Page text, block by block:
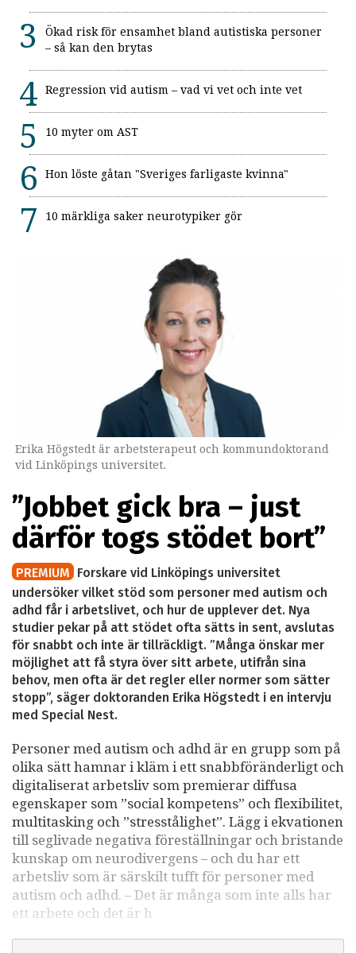
Ökad risk för ensamhet bland autistiska personer
– så kan den brytas
Regression vid autism – vad vi vet och inte vet
10 myter om AST
Hon löste gåtan "Sveriges farligaste kvinna"
10 märkliga saker neurotypiker gör
Erika Högstedt är arbetsterapeut och kommundoktorand
vid Linköpings universitet.
”Jobbet gick bra – just
därför togs stödet bort”
PREMIUM Forskare vid Linköpings universitet
undersöker vilket stöd som personer med autism och
adhd får i arbetslivet, och hur de upplever det. Nya
studier pekar på att stödet ofta sätts in sent, avslutas
för snabbt och inte är tillräckligt. ”Många önskar mer
möjlighet att få styra över sitt arbete, utifrån sina
behov, men ofta är det regler eller normer som sätter
stopp”, säger doktoranden Erika Högstedt i en intervju
med Special Nest.
Personer med autism och adhd är en grupp som på
olika sätt hamnar i kläm i ett snabbföränderligt och
digitaliserat arbetsliv som premierar diffusa
egenskaper som ”social kompetens” och flexibilitet,
multitasking och ”stresstålighet”. Lägg i ekvationen
till seglivade negativa föreställningar och bristande
kunskap om neurodivergens – och du har ett
arbetsliv som är särskilt tufft för personer med
autism och adhd. – Det är många som inte alls har
ett arbete och det är h